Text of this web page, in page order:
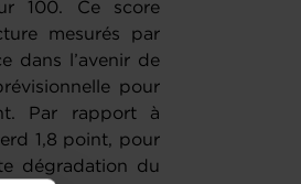
100. Ce score
mesurés par
dans l’avenir de
pour
Par rapport à
1,8 point, pour
dégradation du